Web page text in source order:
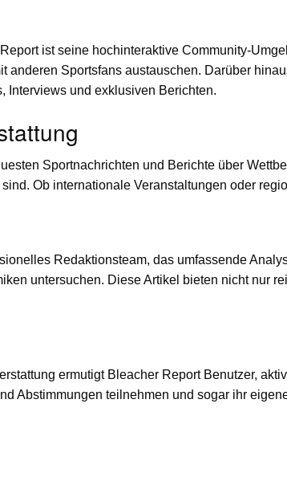
ist seine hochinteraktive Community-
anderen Sportsfans austauschen. Darüber
und exklusiven Berichten.
Sportnachrichten und Berichte über
Ob internationale Veranstaltungen oder
Redaktionsteam, das umfassende
untersuchen. Diese Artikel bieten nicht nur
ermutigt Bleacher Report Benutzer,
Abstimmungen teilnehmen und sogar ihr